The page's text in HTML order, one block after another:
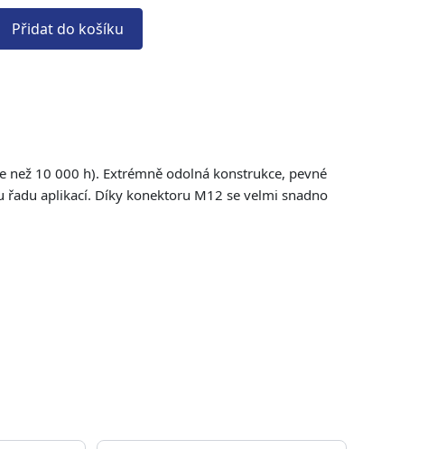
Přidat do košíku
10 000 h). Extrémně odolná konstrukce, pevné
aplikací. Díky konektoru M12 se velmi snadno